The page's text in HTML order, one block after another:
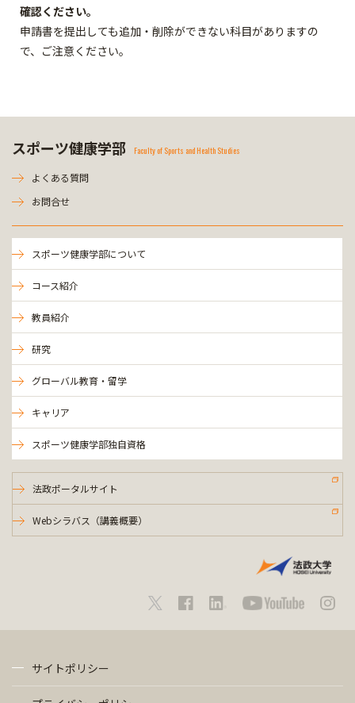
確認ください。
申請書を提出しても追加・削除ができない科目がありますの
で、ご注意ください。
スポーツ健康学部 Faculty of Sports and Health Studies
よくある質問
お問合せ
スポーツ健康学部について
コース紹介
教員紹介
研究
グローバル教育・留学
キャリア
スポーツ健康学部独自資格
法政ポータルサイト
Webシラバス（講義概要）
サイトポリシー